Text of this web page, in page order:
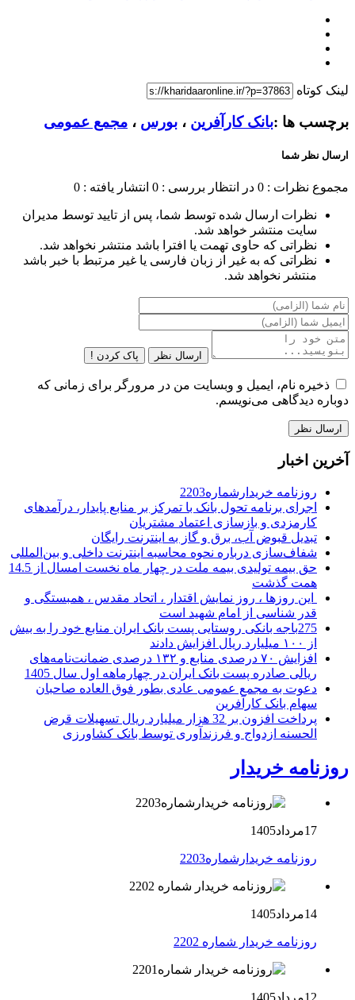
لینک کوتاه
برچسب ها :بانک کارآفرین ، بورس ، مجمع عمومی
ارسال نظر شما
مجموع نظرات : 0 در انتظار بررسی : 0 انتشار یافته : 0
نظرات ارسال شده توسط شما، پس از تایید توسط مدیران
سایت منتشر خواهد شد.
نظراتی که حاوی تهمت یا افترا باشد منتشر نخواهد شد.
نظراتی که به غیر از زبان فارسی یا غیر مرتبط با خبر باشد
منتشر نخواهد شد.
ارسال نظر پاک کردن !
ذخیره نام، ایمیل و وبسایت من در مرورگر برای زمانی که
دوباره دیدگاهی می‌نویسم.
آخرین اخبار
روزنامه خریدارشماره2203
اجرای برنامه تحول بانک با تمرکز بر منابع پایدار، درآمدهای
کارمزدی و بازسازی اعتماد مشتریان
تبدیل قبوض آب، برق و گاز به اینترنت رایگان
شفاف‌سازی درباره نحوه محاسبه اینترنت داخلی و بین‌المللی
حق بیمه تولیدی بیمه ملت در چهار ماه نخست امسال از 14.5
همت گذشت
این روزها ، روز نمایش اقتدار ، اتحاد مقدس ، همبستگی و
قدر شناسی از امام شهید است
275باجه بانکی روستایی پست بانک ایران منابع خود را به بیش
از ۱۰۰ میلیارد ریال افزایش دادند
افزایش ۷۰ درصدی منابع و ۱۳۲ درصدی ضمانت‌نامه‌های
ریالی صادره پست بانک ایران در چهارماهه اول سال 1405
دعوت به مجمع عمومی عادی بطور فوق العاده صاحبان
سهام بانک کارآفرین
پرداخت افزون بر 32 هزار میلیارد ریال تسهیلات قرض
الحسنه ازدواج و فرزندآوری توسط بانک کشاورزی
روزنامه خریدار
17مرداد1405
روزنامه خریدارشماره2203
14مرداد1405
روزنامه خریدار شماره 2202
12مرداد1405